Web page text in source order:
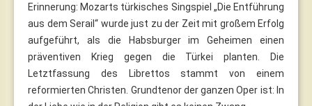
Erinnerung: Mozarts türkisches Singspiel „Die Entführung
aus dem Serail“ wurde just zu der Zeit mit großem Erfolg
aufgeführt, als die Habsburger im Geheimen einen
präventiven Krieg gegen die Türkei planten. Die
Letztfassung des Librettos stammt von einem
reformierten Christen. Grundtenor der ganzen Oper ist: In